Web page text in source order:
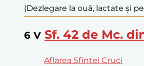
(Dezlegare la ouă, lactate și
6 V Sf. 42 de Mc.
Aflarea Sfintei Cruci